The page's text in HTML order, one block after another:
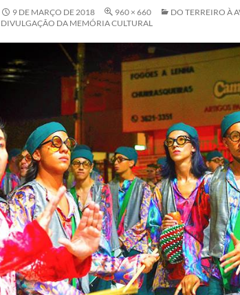
9 DE MARÇO DE 2018 960 × 660
DO TERREIRO À
DIVULGAÇÃO DA MEMÓRIA CULTURAL